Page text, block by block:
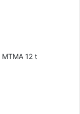
12 t